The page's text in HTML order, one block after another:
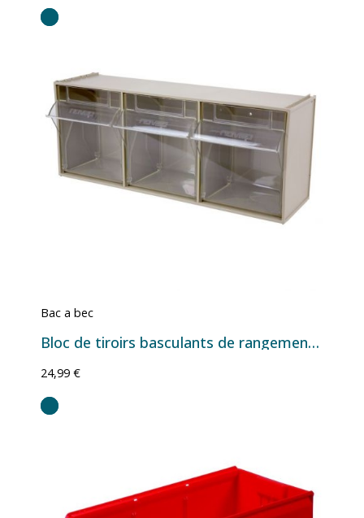
Bac a bec
Bloc de tiroirs basculants de rangement – Plusieurs configurations
24,99 €